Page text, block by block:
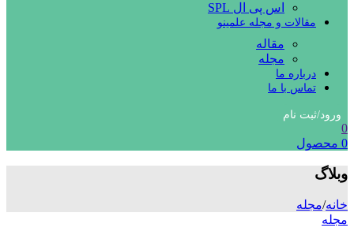
اس پی ال SPL
مقالات و مجله علمینو
مقاله
مجله
درباره ما
تماس با ما
ورود/ثبت نام
0
0 محصول
وبلاگ
خانه/مجله
مجله